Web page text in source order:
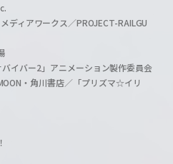
ディアワークス／PROJECT-RAILGU
バー2」アニメーション製作委員会
・角川書店／「プリズマ☆イリ